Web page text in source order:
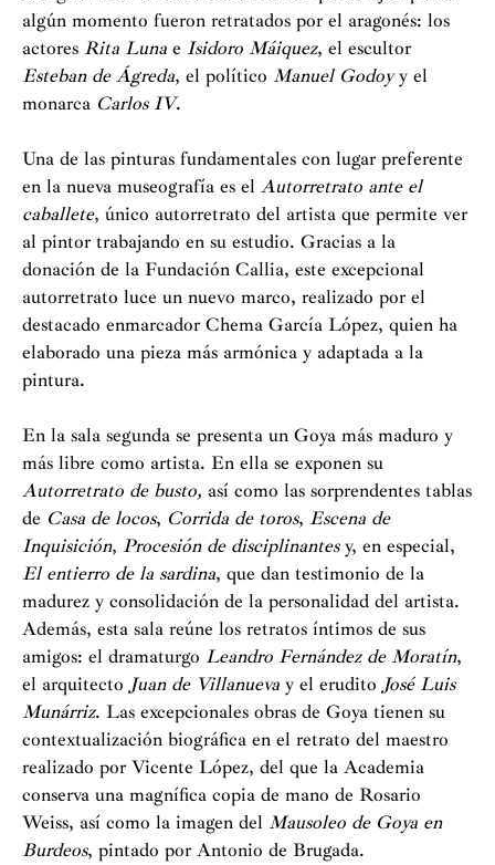
algún momento fueron retratados por el aragonés: los
actores Rita Luna e Isidoro Máiquez, el escultor
Esteban de Ágreda, el político Manuel Godoyy el
monarca Carlos IV.
Una de las pinturas fundamentales con lugar preferente
en la nueva museografía es el Autorretrato ante el
caballete, único autorretrato del artista que permite ver
al pintor trabajando en su estudio. Gracias a la
donación de la Fundación Callia, este excepcional
autorretrato luce un nuevo marco, realizado por el
destacado enmarcador Chema García López, quien ha
elaborado una pieza más armónica y adaptada a la
pintura.
En la sala segunda se presenta un Goya más maduro y
más libre como artista. En ella se exponen su
Autorretrato de busto, así como las sorprendentes tablas
de Casa de locos, Corrida de toros, Escena de
Inquisición, Procesión de disciplinantesy, en especial,
El entierro de la sardina, que dan testimonio de la
madurez y consolidación de la personalidad del artista.
Además, esta sala reúne los retratos íntimos de sus
amigos: el dramaturgo Leandro Fernández de Moratín,
el arquitecto Juan de Villanueva y el erudito José Luis
Munárriz. Las excepcionales obras de Goya tienen su
contextualización biográfica en el retrato del maestro
realizado por Vicente López, del que la Academia
conserva una magnífica copia de mano de Rosario
Weiss, así como la imagen del Mausoleo de Goya en
Burdeos, pintado por Antonio de Brugada.